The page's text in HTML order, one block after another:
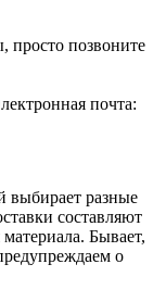
просто позвоните
почта:
выбирает разные
составляют
Бывает,
о